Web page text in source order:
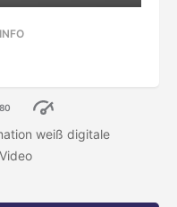
weiß digitale